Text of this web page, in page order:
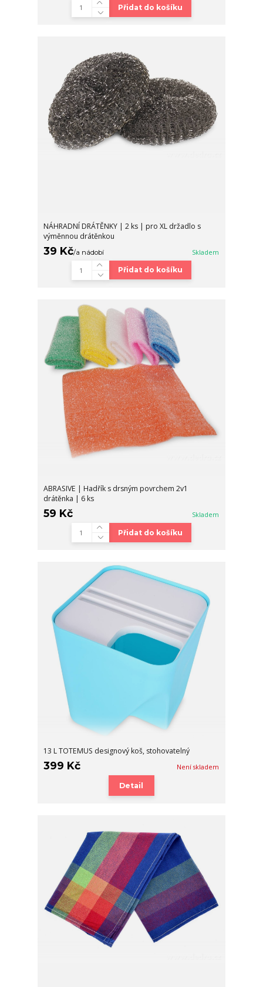
Přidat do košíku
NÁHRADNÍ DRÁTĚNKY | 2 ks | pro XL držadlo s
výměnnou drátěnkou
39 Kč/a nádobí Skladem
Přidat do košíku
ABRASIVE | Hadřík s drsným povrchem 2v1
drátěnka | 6 ks
59 Kč Skladem
Přidat do košíku
13 L TOTEMUS designový koš, stohovatelný
399 Kč Není skladem
Detail